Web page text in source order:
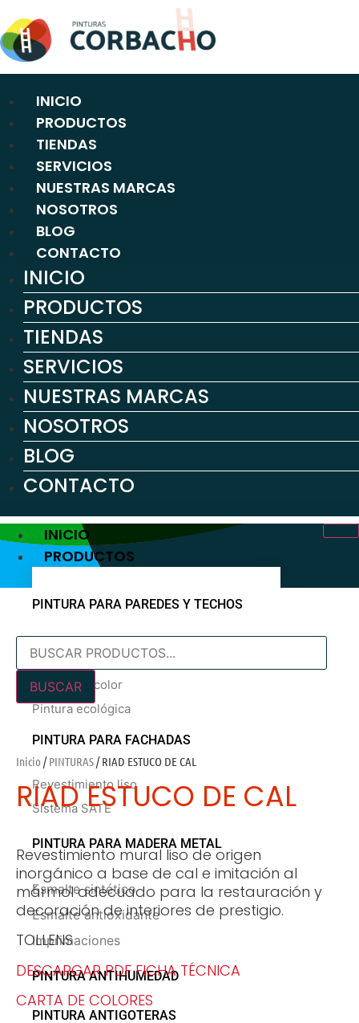
al
contenido
INICIO
PRODUCTOS
TIENDAS
SERVICIOS
NUESTRAS MARCAS
NOSOTROS
BLOG
CONTACTO
INICIO
PRODUCTOS
TIENDAS
SERVICIOS
NUESTRAS MARCAS
NOSOTROS
BLOG
CONTACTO
INICIO
PRODUCTOS
PINTURA PARA PAREDES Y TECHOS
Pintura blanca
En oferta
Pintura de color
Pintura ecológica
PINTURA PARA FACHADAS
Revestimiento liso
Sistema SATE
PINTURA PARA MADERA METAL
Esmalte sintético
Esmalte antioxidante
Imprimaciones
PINTURA ANTIHUMEDAD
PINTURA ANTIGOTERAS
Búsqueda
productos
BUSCAR
Inicio /PINTURAS/ RIAD ESTUCO DE CAL
RIAD ESTUCO DE CAL
Revestimiento mural liso de origen
inorgánico a base de cal e imitación al
mármol adecuado para la restauración y
decoración de interiores de prestigio.
TOLLENS
DESCARGAR PDF FICHA TÉCNICA
CARTA DE COLORES